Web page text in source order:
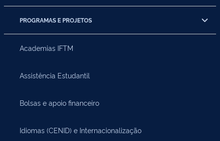
PROGRAMAS E PROJETOS
Academias IFTM
Assistência Estudantil
Bolsas e apoio financeiro
Idiomas (CENID) e Internacionalização